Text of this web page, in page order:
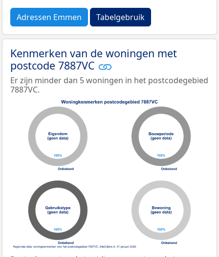
Adressen Emmen Tabelgebruik
Kenmerken van de woningen met
postcode 7887VC
Er zijn minder dan 5 woningen in het postcodegebied
7887VC.